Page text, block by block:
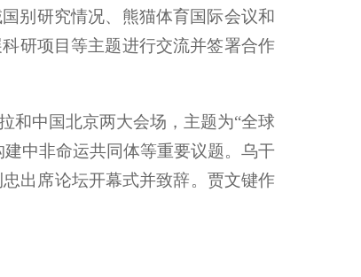
别研究情况、熊猫体育国际会议和
研项目等主题进行交流并签署合作
和中国北京两大会场，主题为“全球
中非命运共同体等重要议题。乌干
出席论坛开幕式并致辞。贾文键作